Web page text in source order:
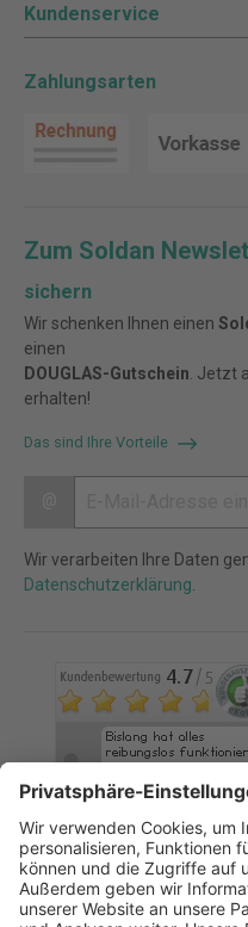
Kundenservice
Zahlungsarten
Zum Soldan
sichern
Wir schenken Ihnen einen
einen
DOUGLAS-Gutschein . Jetzt
erhalten!
Das sind Ihre Vorteile
Wir verarbeiten Ihre Daten
Datenschutzerklärung